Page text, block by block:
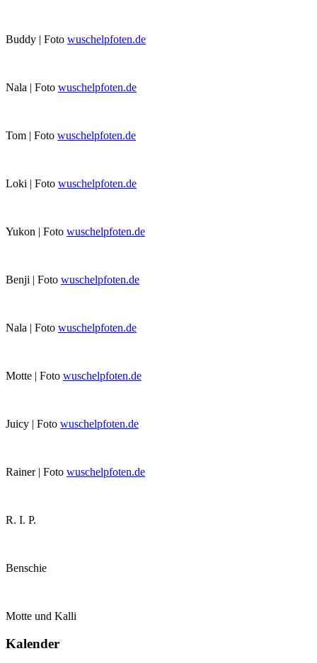
Buddy | Foto wuschelpfoten.de
Nala | Foto wuschelpfoten.de
Tom | Foto wuschelpfoten.de
Loki | Foto wuschelpfoten.de
Yukon | Foto wuschelpfoten.de
Benji | Foto wuschelpfoten.de
Nala | Foto wuschelpfoten.de
Motte | Foto wuschelpfoten.de
Juicy | Foto wuschelpfoten.de
Rainer | Foto wuschelpfoten.de
R. I. P.
Benschie
Motte und Kalli
Kalender